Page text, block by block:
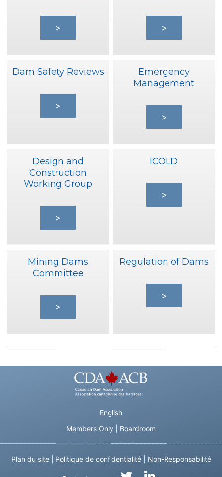
> >
Dam Safety Reviews
>
Emergency
Management
>
Design and
Construction
Working Group
>
ICOLD
>
Mining Dams
Committee
>
Regulation of Dams
>
English
Members Only
Boardroom
Plan du site| Politique de confidentialité| Non-Responsabilité